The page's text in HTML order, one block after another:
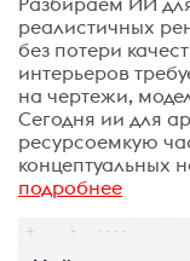
реалистичных
без потери
интерьеров
на чертежи,
Сегодня ии для
ресурсоемкую
концептуальных
подробнее